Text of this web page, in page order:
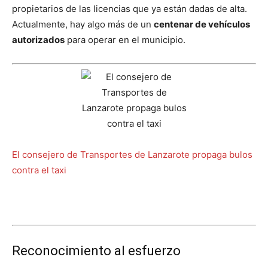
propietarios de las licencias que ya están dadas de alta.
Actualmente, hay algo más de un centenar de vehículos
autorizados para operar en el municipio.
El consejero de Transportes de Lanzarote propaga bulos
contra el taxi
Reconocimiento al esfuerzo